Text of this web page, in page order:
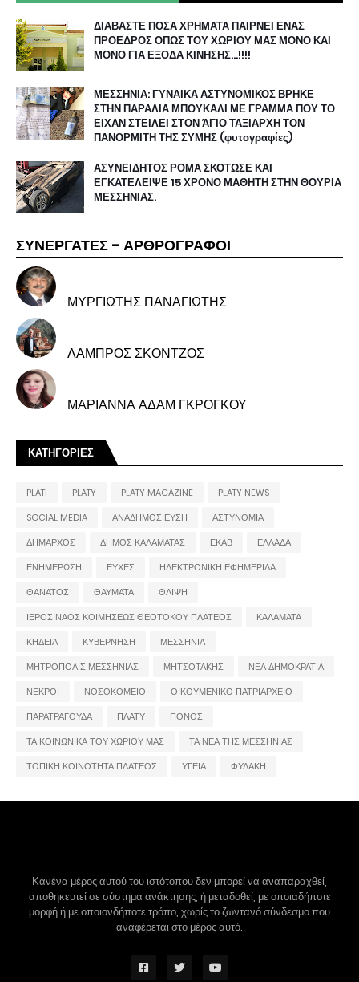
ΔΙΑΒΑΣΤΕ ΠΟΣΑ ΧΡΗΜΑΤΑ ΠΑΙΡΝΕΙ ΕΝΑΣ
ΠΡΟΕΔΡΟΣ ΟΠΩΣ ΤΟΥ ΧΩΡΙΟΥ ΜΑΣ ΜΟΝΟ ΚΑΙ
ΜΟΝΟ ΓΙΑ ΕΞΟΔΑ ΚΙΝΗΣΗΣ…!!!!
ΜΕΣΣΗΝΙΑ: ΓΥΝΑΙΚΑ ΑΣΤΥΝΟΜΙΚΟΣ ΒΡΗΚΕ
ΣΤΗΝ ΠΑΡΑΛΙΑ ΜΠΟΥΚΑΛΙ ΜΕ ΓΡΑΜΜΑ ΠΟΥ ΤΟ
ΕΙΧΑΝ ΣΤΕΙΛΕΙ ΣΤΟΝ ΆΓΙΟ ΤΑΞΙΑΡΧΗ ΤΟΝ
ΠΑΝΟΡΜΙΤΗ ΤΗΣ ΣΥΜΗΣ (φυτογραφίες)
ΑΣΥΝΕΙΔΗΤΟΣ ΡΟΜΑ ΣΚΟΤΩΣΕ ΚΑΙ
ΕΓΚΑΤΕΛΕΙΨΕ 15 ΧΡΟΝΟ ΜΑΘΗΤΗ ΣΤΗΝ ΘΟΥΡΙΑ
ΜΕΣΣΗΝΙΑΣ.
ΣΥΝΕΡΓΑΤΕΣ - ΑΡΘΡΟΓΡΑΦΟΙ
ΜΥΡΓΙΩΤΗΣ ΠΑΝΑΓΙΩΤΗΣ
ΛΑΜΠΡΟΣ ΣΚΟΝΤΖΟΣ
ΜΑΡΙΑΝΝΑ ΑΔΑΜ ΓΚΡΟΓΚΟΥ
ΚΑΤΗΓΟΡΙΕΣ
PLATI PLATY PLATY MAGAZINE
PLATY NEWS
SOCIAL MEDIA
ΑΝΑΔΗΜΟΣΙΕΥΣΗ
ΑΣΤΥΝΟΜΙΑ
ΔΗΜΑΡΧΟΣ
ΔΗΜΟΣ ΚΑΛΑΜΑΤΑΣ ΕΚΑΒ
ΕΛΛΑΔΑ
ΕΝΗΜΕΡΩΣΗ
ΕΥΧΕΣ
ΗΛΕΚΤΡΟΝΙΚΗ ΕΦΗΜΕΡΙΔΑ
ΘΑΝΑΤΟΣ
ΘΑΥΜΑΤΑ
ΘΛΙΨΗ
ΙΕΡΟΣ ΝΑΟΣ ΚΟΙΜΗΣΕΩΣ ΘΕΟΤΟΚΟΥ ΠΛΑΤΕΟΣ
ΚΑΛΑΜΑΤΑ
ΚΗΔΕΙΑ
ΚΥΒΕΡΝΗΣΗ
ΜΕΣΣΗΝΙΑ
ΜΗΤΡΟΠΟΛΙΣ ΜΕΣΣΗΝΙΑΣ
ΜΗΤΣΟΤΑΚΗΣ
ΝΕΑ ΔΗΜΟΚΡΑΤΙΑ
ΝΕΚΡΟΙ
ΝΟΣΟΚΟΜΕΙΟ
ΟΙΚΟΥΜΕΝΙΚΟ ΠΑΤΡΙΑΡΧΕΙΟ
ΠΑΡΑΤΡΑΓΟΥΔΑ
ΠΛΑΤΥ
ΠΟΝΟΣ
ΤΑ ΚΟΙΝΩΝΙΚΑ ΤΟΥ ΧΩΡΙΟΥ ΜΑΣ
ΤΑ ΝΕΑ ΤΗΣ ΜΕΣΣΗΝΙΑΣ
ΤΟΠΙΚΗ ΚΟΙΝΟΤΗΤΑ ΠΛΑΤΕΟΣ
ΥΓΕΙΑ ΦΥΛΑΚΗ
Κανένα μέρος αυτού του ιστότοπου δεν μπορεί να αναπαραχθεί,
αποθηκευτεί σε σύστημα ανάκτησης, ή μεταδοθεί, με οποιαδήποτε
μορφή ή με οποιονδήποτε τρόπο, χωρίς το ζωντανό σύνδεσμο που
αναφέρεται στο μέρος αυτό.